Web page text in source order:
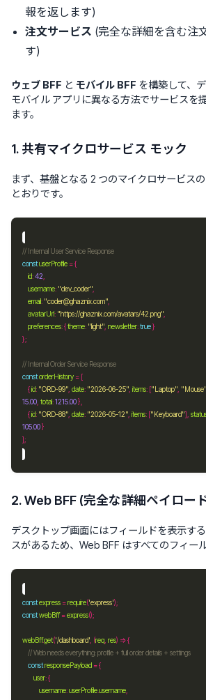
報を返します)
注文サービス (完全な詳細を含む注
す)
ウェブ BFF と モバイル BFF を構築して、
モバイル アプリに異なる方法でサービスを
ます。
1. 共有マイクロサービス モック
まず、基盤となる 2 つのマイクロサービス
とおりです。
constuserProfile =
id:42
username: "dev_coder"
email: "coder@ghaznix.com"
avatarUrl: "https://ghaznix.com/avatars/42.png"
preferences: { theme: "light" newsletter:true
constorderHistory =
    {
id: "ORD-99" date: "2026-06-25" items: ["Laptop" "Mouse"
15.00 total:1215.00
    {
id: "ORD-88" date: "2026-05-12" items: ["Keyboard"],
105.00
2. Web BFF (完全な詳細ペイロー
デスクトップ画面にはフィールドを表示す
スがあるため、Web BFF はすべてのフィー
constexpress =require('express'
constwebBff =express
webBff.get('/dashboard' , (req res
constresponsePayload =
user:
username:userProfileusername